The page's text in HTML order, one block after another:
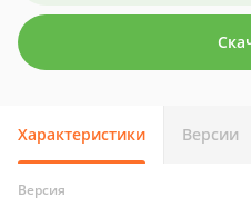
Характеристики Версии
Версия